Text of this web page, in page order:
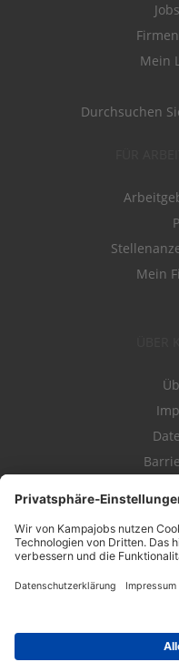
Mein
Durchsuchen
Mein